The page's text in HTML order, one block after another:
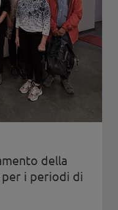
della
i periodi di